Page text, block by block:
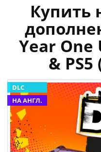
Купить
Year One
&
DLC
НА АНГЛ.